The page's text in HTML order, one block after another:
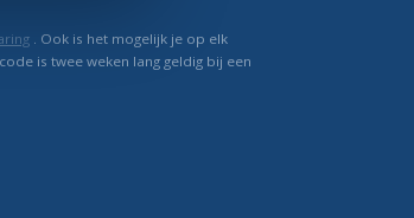
. Ook is het mogelijk je op elk
is twee weken lang geldig bij een